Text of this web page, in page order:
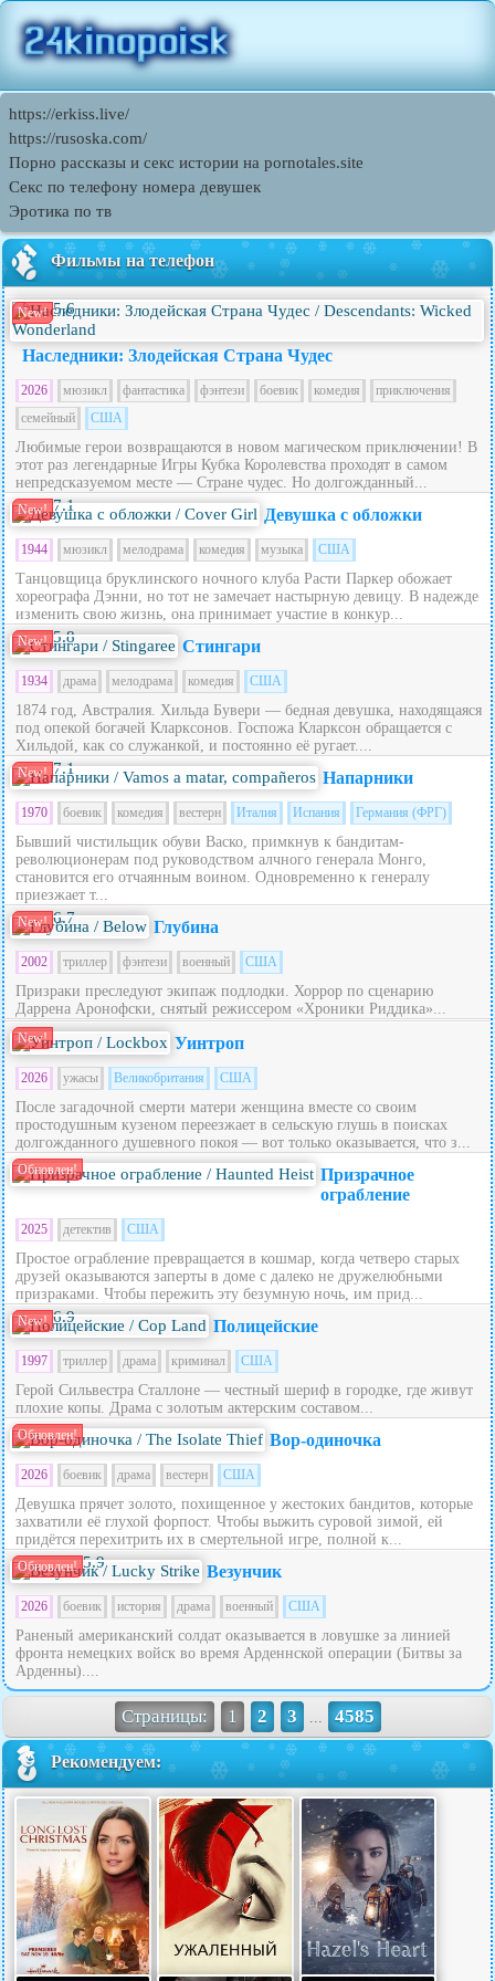
https://erkiss.live/
https://rusoska.com/
Порно рассказы и секс истории на pornotales.site
Секс по телефону номера девушек
Эротика по тв
Фильмы на телефон
New! 5.6
Наследники: Злодейская Страна Чудес
2026 мюзикл фантастика фэнтези боевик комедия
приключения
семейный
США
Любимые герои возвращаются в новом магическом приключении! В
этот раз легендарные Игры Кубка Королевства проходят в самом
непредсказуемом месте — Стране чудес. Но долгожданный...
New! 7.1 Девушка с обложки
1944 мюзикл мелодрама комедия музыка США
Танцовщица бруклинского ночного клуба Расти Паркер обожает
хореографа Дэнни, но тот не замечает настырную девицу. В надежде
изменить свою жизнь, она принимает участие в конкур...
New! 5.8 Стингари
1934 драма мелодрама комедия США
1874 год, Австралия. Хильда Бувери — бедная девушка, находящаяся
под опекой богачей Кларксонов. Госпожа Кларксон обращается с
Хильдой, как со служанкой, и постоянно её ругает....
New! 7.1 Напарники
1970 боевик комедия вестерн Италия Испания Германия (ФРГ)
Бывший чистильщик обуви Васко, примкнув к бандитам-
революционерам под руководством алчного генерала Монго,
становится его отчаянным воином. Одновременно к генералу
приезжает т...
New! 6.7 Глубина
2002 триллер фэнтези военный США
Призраки преследуют экипаж подлодки. Хоррор по сценарию
Даррена Аронофски, снятый режиссером «Хроники Риддика»...
New! Уинтроп
2026 ужасы Великобритания США
После загадочной смерти матери женщина вместе со своим
простодушным кузеном переезжает в сельскую глушь в поисках
долгожданного душевного покоя — вот только оказывается, что з...
Обновлен!
Призрачное
ограбление
2025 детектив США
Простое ограбление превращается в кошмар, когда четверо старых
друзей оказываются заперты в доме с далеко не дружелюбными
призраками. Чтобы пережить эту безумную ночь, им прид...
New! 6.9 Полицейские
1997 триллер драма криминал США
Герой Сильвестра Сталлоне — честный шериф в городке, где живут
плохие копы. Драма с золотым актерским составом...
Обновлен! Вор-одиночка
2026 боевик драма вестерн США
Девушка прячет золото, похищенное у жестоких бандитов, которые
захватили её глухой форпост. Чтобы выжить суровой зимой, ей
придётся перехитрить их в смертельной игре, полной к...
Обновлен! 5.9 Везунчик
2026 боевик история драма военный США
Раненый американский солдат оказывается в ловушке за линией
фронта немецких войск во время Арденнской операции (Битвы за
Арденны)....
Страницы: 1 2 3 ... 4585
Рекомендуем: